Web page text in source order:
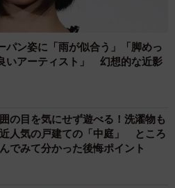
5/7
りこさん（@beika_komeko）提供
粉パン講師として「こんな失敗
もあったそうですが、知り合
！」と驚かれ、「米粉パンに
パン姿に「雨が似合う」「脚めっ
いアーティスト」 幻想的な近影
囲の目を気にせず遊べる！洗濯物も
人気の戸建ての「中庭」 ところ
でみて分かった後悔ポイント